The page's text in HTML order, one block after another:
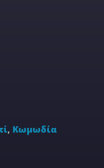
, Κωμωδία